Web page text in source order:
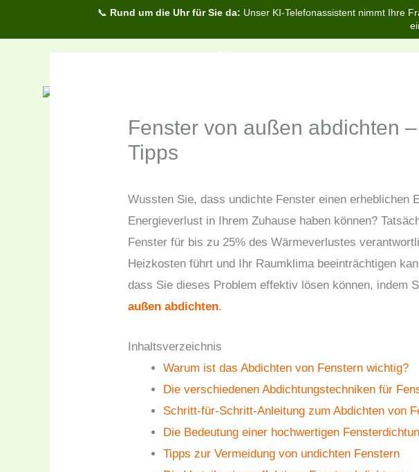
📞 Rund um die Uhr für Sie da: Unser KI-Telefonassistent nimmt Ihre
Fenster von außen abdichten
Tipps
Wussten Sie, dass undichte Fenster einen erheblichen
Energieverlust in Ihrem Zuhause haben können?
Fenster für bis zu 25% des Wärmeverlustes
Heizkosten führt und Ihr Raumklima beeinträchtigen
dass Sie dieses Problem effektiv lösen können, indem
außen abdichten.
Inhaltsverzeichnis
Warum ist das Abdichten von Fenstern wichtig?
Die verschiedenen Abdichtungstechniken für
Schritt-für-Schritt-Anleitung zum Abdichten von
Die Bedeutung einer hochwertigen
Tipps zur Vermeidung von undichten Fenstern